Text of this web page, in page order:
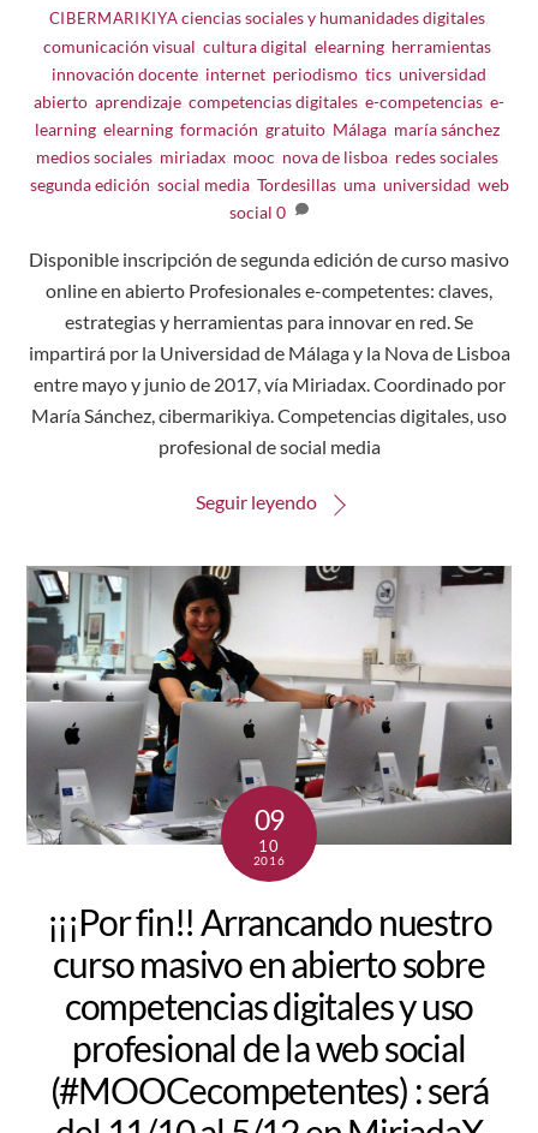
CIBERMARIKIYA ciencias sociales y humanidades digitales
comunicación visual cultura digital elearning herramientas
innovación docente internet periodismo tics universidad
abierto aprendizaje competencias digitales e-competencias e-
learning elearning formación gratuito Málaga maría sánchez
medios sociales miriadax mooc nova de lisboa redes sociales
segunda edición social media, Tordesillas, uma, universidad web
social 0
Disponible inscripción de segunda edición de curso masivo
online en abierto Profesionales e-competentes: claves,
estrategias y herramientas para innovar en red. Se
impartirá por la Universidad de Málaga y la Nova de Lisboa
entre mayo y junio de 2017, vía Miriadax. Coordinado por
María Sánchez, cibermarikiya. Competencias digitales, uso
profesional de social media
Seguir leyendo
09
10
2016
¡¡¡Por fin!! Arrancando nuestro
curso masivo en abierto sobre
competencias digitales y uso
profesional de la web social
(#MOOCecompetentes) : será